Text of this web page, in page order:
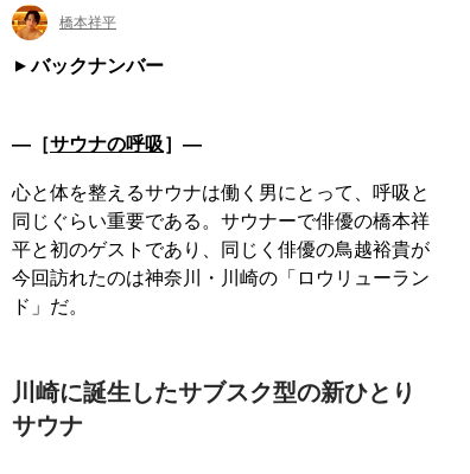
橋本祥平
バックナンバー
―［サウナの呼吸］―
心と体を整えるサウナは働く男にとって、呼吸と
同じぐらい重要である。サウナーで俳優の橋本祥
平と初のゲストであり、同じく俳優の鳥越裕貴が
今回訪れたのは神奈川・川崎の「ロウリューラン
ド」だ。
川崎に誕生したサブスク型の新ひとり
サウナ